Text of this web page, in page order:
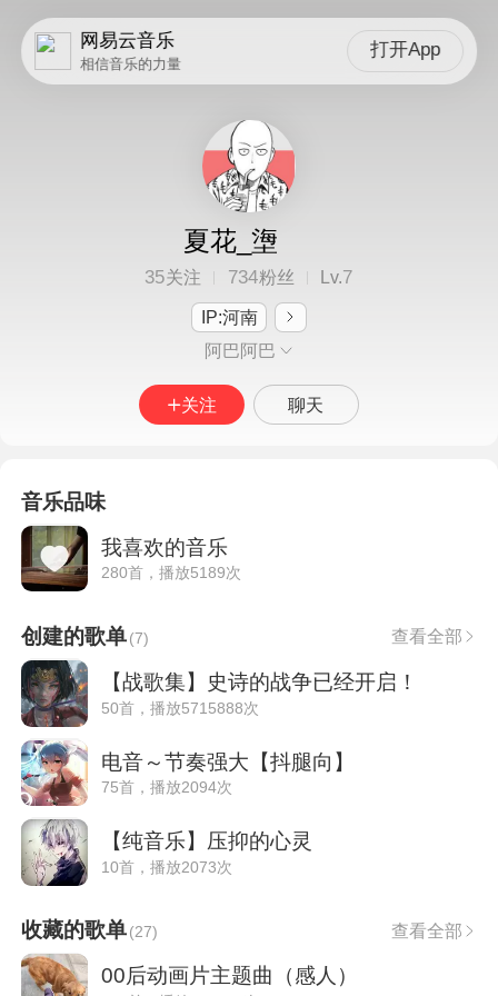
网易云音乐
相信音乐的力量
打开App
夏花_塰
35关注 734粉丝 Lv.7
IP:河南
阿巴阿巴
关注 聊天
音乐品味
我喜欢的音乐
280首，播放5189次
创建的歌单(7) 查看全部
【战歌集】史诗的战争已经开启！
50首，播放5715888次
电音～节奏强大【抖腿向】
75首，播放2094次
【纯音乐】压抑的心灵
10首，播放2073次
收藏的歌单(27) 查看全部
00后动画片主题曲（感人）